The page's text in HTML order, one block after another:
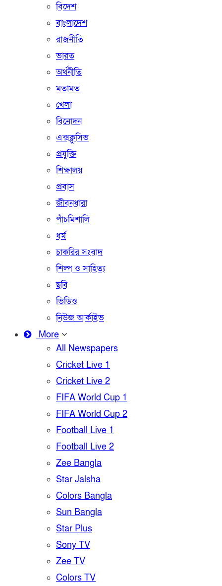
বিদেশ
বাংলাদেশ
রাজনীতি
ভারত
অর্থনীতি
মতামত
খেলা
বিনোদন
এক্সক্লুসিভ
প্রযুক্তি
শিক্ষালয়
প্রবাস
জীবনধারা
পাঁচমিশালি
ধর্ম
চাকরির সংবাদ
শিল্প ও সাহিত্য
ছবি
ভিডিও
নিউজ আর্কাইভ
More
All Newspapers
Cricket Live 1
Cricket Live 2
FIFA World Cup 1
FIFA World Cup 2
Football Live 1
Football Live 2
Zee Bangla
Star Jalsha
Colors Bangla
Sun Bangla
Star Plus
Sony TV
Zee TV
Colors TV